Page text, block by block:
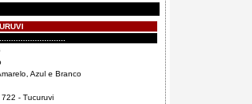
Azul e Branco
722 - Tucuruvi